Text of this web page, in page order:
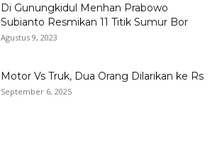
Di Gunungkidul Menhan Prabowo
Subianto Resmikan 11 Titik Sumur Bor
Agustus 9, 2023
Motor Vs Truk, Dua Orang Dilarikan ke Rs
September 6, 2025